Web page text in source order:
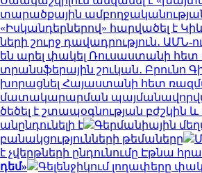
տարածքային
«Իսկանդերներով» հարվածել է
ների շուրջ դավադրություն․
են արել փակել Ռուսաստանի
տրանսֆերային շուկան․ Բրունո
խորացնել Հայաստանի հետ
մատակարարման
ծեծել է շտապօգնության բժշկին
անընդունելի է
Գերմանիային
բանակցությունների թեմաները
է չվերթների ընդունումը Էթնա
դեմ»
Գելենջիկում լողափերը